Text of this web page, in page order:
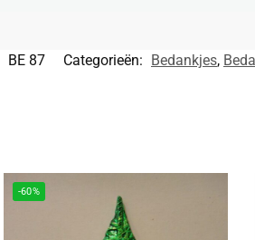
BE 87 Categorieën: Bedankjes,
-60%